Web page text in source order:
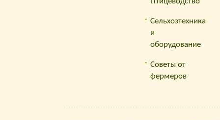
Сельхозтехника
и
оборудование
Советы от
фермеров